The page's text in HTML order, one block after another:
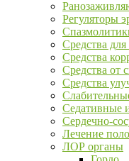
Регуляторы
Средства для
Средства
Средства от
Средства
Седативные
Сердечно-
Лечение
ЛОР органы